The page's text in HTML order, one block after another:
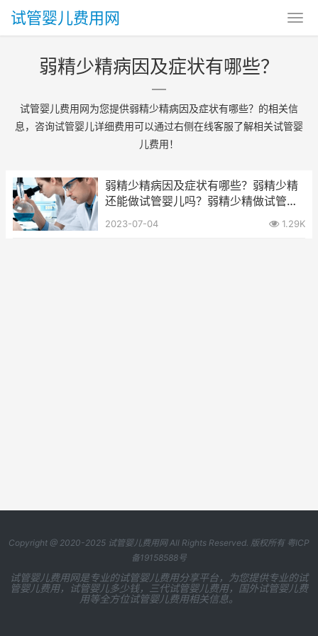
试管婴儿费用网
弱精少精病因及症状有哪些？
试管婴儿费用网为您提供弱精少精病因及症状有哪些？的相关信
息，咨询试管婴儿详细费用可以通过右侧在线客服了解相关试管婴
儿费用！
弱精少精病因及症状有哪些？弱精少精
还能做试管婴儿吗？弱精少精做试管要
多花钱？
2023-07-04 1.29K
Copyright @ 2020-2025 试管婴儿费用网All Rights Reserved. 版权所有 粤ICP
备19158588号
试管婴儿费用网是专业的试管婴儿费用分享平台，为您提供专业的试
管婴儿费用，试管婴儿多少钱，三代试管婴儿费用，国外试管婴儿费
用等全方位试管婴儿费用相关信息。